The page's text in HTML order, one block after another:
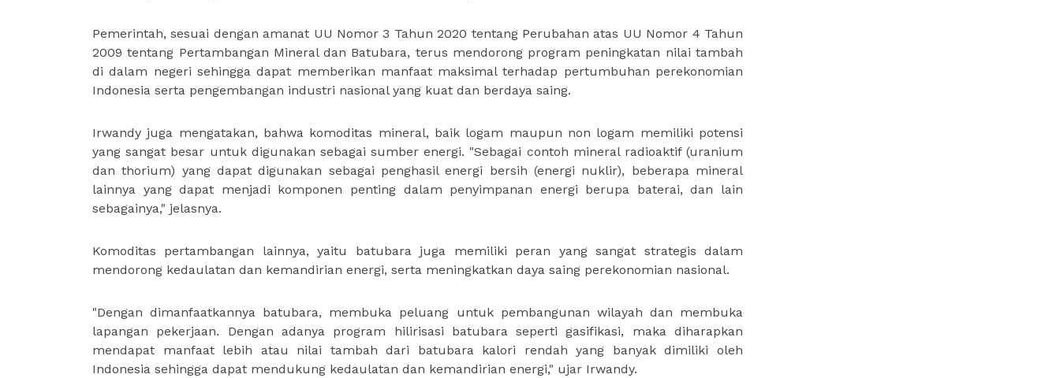
Pemerintah, sesuai dengan amanat UU Nomor 3 Tahun 2020 tentang Perubahan atas UU Nomor 4 Tahun
2009 tentang Pertambangan Mineral dan Batubara, terus mendorong program peningkatan nilai tambah
di dalam negeri sehingga dapat memberikan manfaat maksimal terhadap pertumbuhan perekonomian
Indonesia serta pengembangan industri nasional yang kuat dan berdaya saing.
Irwandy juga mengatakan, bahwa komoditas mineral, baik logam maupun non logam memiliki potensi
yang sangat besar untuk digunakan sebagai sumber energi. "Sebagai contoh mineral radioaktif (uranium
dan thorium) yang dapat digunakan sebagai penghasil energi bersih (energi nuklir), beberapa mineral
lainnya yang dapat menjadi komponen penting dalam penyimpanan energi berupa baterai, dan lain
sebagainya," jelasnya.
Komoditas pertambangan lainnya, yaitu batubara juga memiliki peran yang sangat strategis dalam
mendorong kedaulatan dan kemandirian energi, serta meningkatkan daya saing perekonomian nasional.
"Dengan dimanfaatkannya batubara, membuka peluang untuk pembangunan wilayah dan membuka
lapangan pekerjaan. Dengan adanya program hilirisasi batubara seperti gasifikasi, maka diharapkan
mendapat manfaat lebih atau nilai tambah dari batubara kalori rendah yang banyak dimiliki oleh
Indonesia sehingga dapat mendukung kedaulatan dan kemandirian energi," ujar Irwandy.